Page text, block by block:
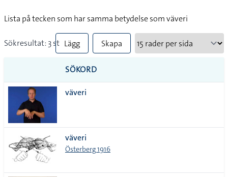
Lista på tecken som har samma betydelse som väveri
Sökresultat: 3 st Lägg
till
alla i
Skapa
SÖKORD
väveri
väveri
Österberg 1916